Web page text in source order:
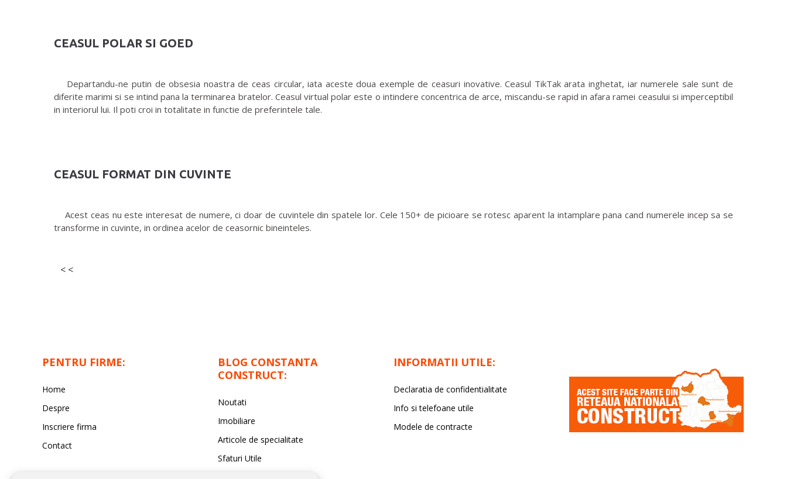
CEASUL POLAR SI GOED
Departandu-ne putin de obsesia noastra de ceas circular, iata aceste doua exemple de ceasuri inovative. Ceasul TikTak arata inghetat, iar numerele sale sunt de
diferite marimi si se intind pana la terminarea bratelor. Ceasul virtual polar este o intindere concentrica de arce, miscandu-se rapid in afara ramei ceasului si imperceptibil
in interiorul lui. Il poti croi in totalitate in functie de preferintele tale.
CEASUL FORMAT DIN CUVINTE
Acest ceas nu este interesat de numere, ci doar de cuvintele din spatele lor. Cele 150+ de picioare se rotesc aparent la intamplare pana cand numerele incep sa se
transforme in cuvinte, in ordinea acelor de ceasornic bineinteles.
< <
PENTRU FIRME:
Home
Despre
Inscriere firma
Contact
BLOG CONSTANTA
CONSTRUCT:
Noutati
Imobiliare
Articole de specialitate
Sfaturi Utile
INFORMATII UTILE:
Declaratia de confidentialitate
Info si telefoane utile
Modele de contracte